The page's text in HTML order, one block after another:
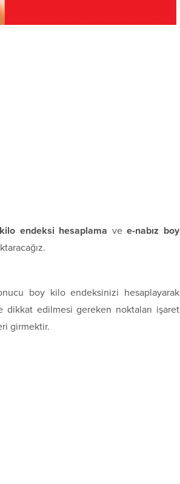
endeksi hesaplama vee-nabız boy
boy kilo endeksinizi hesaplayarak
edilmesi gereken noktaları işaret
girmektir.